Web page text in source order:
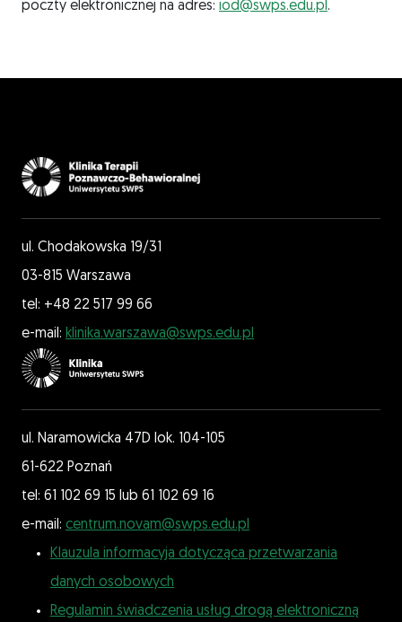
poczty elektronicznej na adres: iod@swps.edu.pl .
ul. Chodakowska 19/31
03-815 Warszawa
tel: +48 22 517 99 66
e-mail: klinika.warszawa@swps.edu.pl
ul. Naramowicka 47D lok. 104-105
61-622 Poznań
tel: 61 102 69 15 lub 61 102 69 16
e-mail: centrum.novam@swps.edu.pl
Klauzula informacyja dotycząca przetwarzania
danych osobowych
Regulamin świadczenia usług drogą elektroniczną